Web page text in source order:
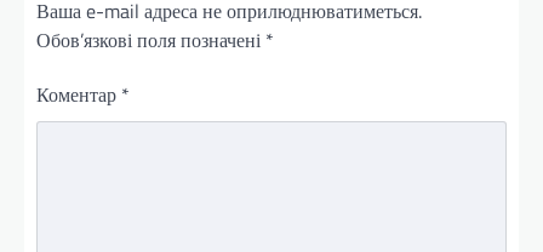
Ваша e-mail адреса не оприлюднюватиметься.
Обов’язкові поля позначені *
Коментар *